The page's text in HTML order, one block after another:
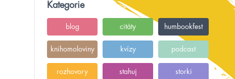
Kategorie
blog citáty humbookfest
knihomoloviny kvízy podcast
rozhovory stahuj storki